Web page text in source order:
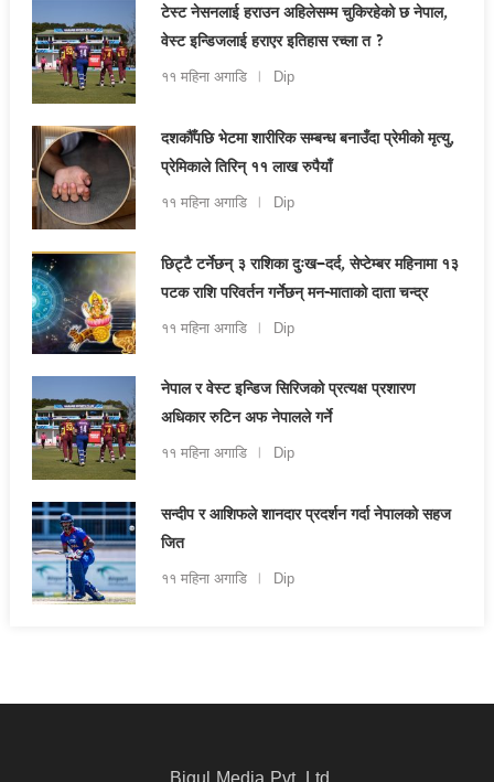
टेस्ट नेसनलाई हराउन अहिलेसम्म चुकिरहेको छ नेपाल,
वेस्ट इन्डिजलाई हराएर इतिहास रच्ला त ?
११ महिना अगाडि Dip
दशकौँपछि भेटमा शारीरिक सम्बन्ध बनाउँदा प्रेमीको मृत्यु,
प्रेमिकाले तिरिन् ११ लाख रुपैयाँ
११ महिना अगाडि Dip
छिट्टै टर्नेछन् ३ राशिका दुःख–दर्द, सेप्टेम्बर महिनामा १३
पटक राशि परिवर्तन गर्नेछन् मन-माताको दाता चन्द्र
११ महिना अगाडि Dip
नेपाल र वेस्ट इन्डिज सिरिजको प्रत्यक्ष प्रशारण
अधिकार रुटिन अफ नेपालले गर्ने
११ महिना अगाडि Dip
सन्दीप र आशिफले शानदार प्रदर्शन गर्दा नेपालको सहज
जित
११ महिना अगाडि Dip